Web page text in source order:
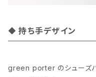
持ち手デザイン
green porter のシューズバ